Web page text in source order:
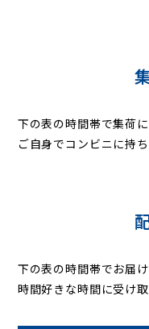
下の表の時間帯で集荷
ご自身でコンビニに持
下の表の時間帯でお届
時間好きな時間に受け取